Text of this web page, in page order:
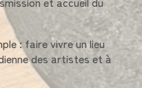
: faire vivre un lieu
des artistes et à